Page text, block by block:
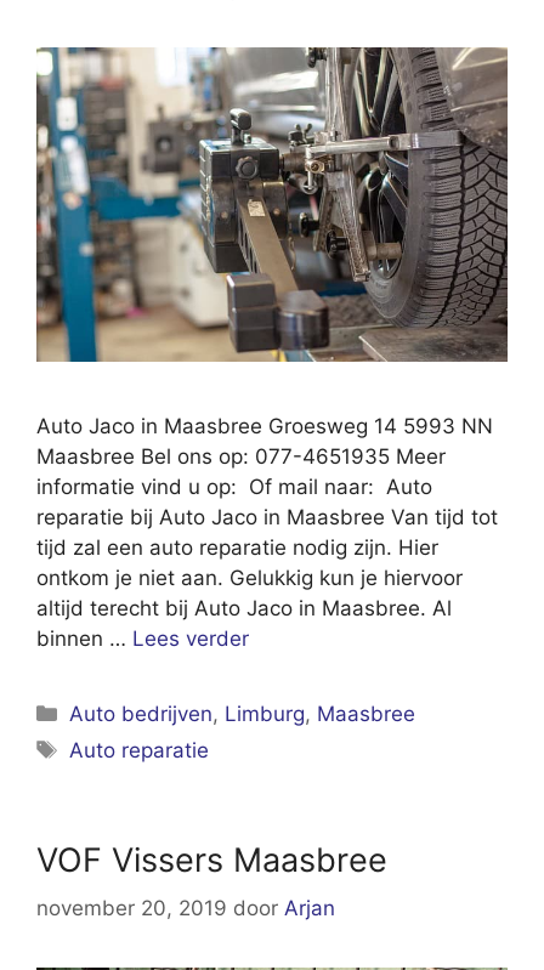
Auto Jaco in Maasbree Groesweg 14 5993 NN
Maasbree Bel ons op: 077-4651935 Meer
informatie vind u op: Of mail naar: Auto
reparatie bij Auto Jaco in Maasbree Van tijd tot
tijd zal een auto reparatie nodig zijn. Hier
ontkom je niet aan. Gelukkig kun je hiervoor
altijd terecht bij Auto Jaco in Maasbree. Al
binnen … Lees verder
Categorieën
Auto bedrijven, Limburg, Maasbree
Tags
Auto reparatie
VOF Vissers Maasbree
november 20, 2019 door Arjan